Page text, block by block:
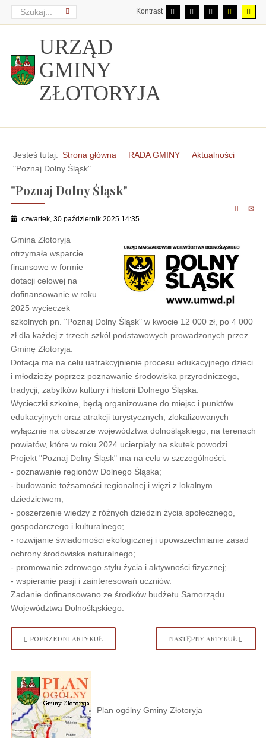
Kontrast
URZĄD
GMINY
ZŁOTORYJA
Jesteś tutaj: Strona główna RADA GMINY
Aktualności
"Poznaj Dolny Śląsk"
"Poznaj Dolny Śląsk"
czwartek, 30 październik 2025 14:35
Gmina Złotoryja
otrzymała wsparcie
finansowe w formie
dotacji celowej na
dofinansowanie w roku
2025 wycieczek
szkolnych pn. "Poznaj Dolny Śląsk" w kwocie 12 000 zł, po 4 000
zł dla każdej z trzech szkół podstawowych prowadzonych przez
Gminę Złotoryja.
Dotacja ma na celu uatrakcyjnienie procesu edukacyjnego dzieci
i młodzieży poprzez poznawanie środowiska przyrodniczego,
tradycji, zabytków kultury i historii Dolnego Śląska.
Wycieczki szkolne, będą organizowane do miejsc i punktów
edukacyjnych oraz atrakcji turystycznych, zlokalizowanych
wyłącznie na obszarze województwa dolnośląskiego, na terenach
powiatów, które w roku 2024 ucierpiały na skutek powodzi.
Projekt "Poznaj Dolny Śląsk" ma na celu w szczególności:
- poznawanie regionów Dolnego Śląska;
- budowanie tożsamości regionalnej i więzi z lokalnym
dziedzictwem;
- poszerzenie wiedzy z różnych dziedzin życia społecznego,
gospodarczego i kulturalnego;
- rozwijanie świadomości ekologicznej i upowszechnianie zasad
ochrony środowiska naturalnego;
- promowanie zdrowego stylu życia i aktywności fizycznej;
- wspieranie pasji i zainteresowań uczniów.
Zadanie dofinansowano ze środków budżetu Samorządu
Województwa Dolnośląskiego.
POPRZEDNI ARTYKUŁ NASTĘPNY ARTYKUŁ
Plan ogólny Gminy Złotoryja